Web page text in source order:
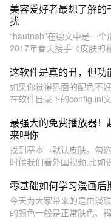
美容爱好者最想了解
扰
“hautnah”在德文中是一
2017年春天接手《皮肤的
这软件是真的丑，但功
如果你觉得界面的配色不
在软件目录下的config.ini
最强大的免费播放器
来吧你
找到基本→默认皮肤。勾
时候我们看外国视频,比如
零基础如何学习漫画
今天为大家带来的是由漫
的颜色一般是正常肤色、